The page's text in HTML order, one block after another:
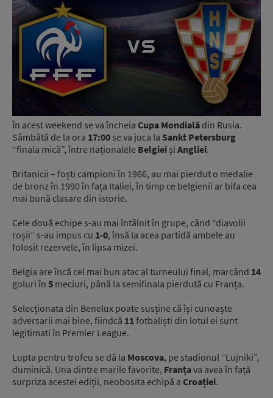
În acest weekend se va încheia Cupa Mondială din Rusia.
Sâmbătă de la ora 17:00 se va juca la Sankt Petersburg
“finala mică”, între naționalele Belgiei și Angliei.
Britanicii – foști campioni în 1966, au mai pierdut o medalie
de bronz în 1990 în fața Italiei, în timp ce belgienii ar bifa cea
mai bună clasare din istorie.
Cele două echipe s-au mai întâlnit în grupe, când “diavolii
roșii” s-au impus cu 1-0, însă la acea partidă ambele au
folosit rezervele, în lipsa mizei.
Belgia are încă cel mai bun atac al turneului final, marcând 14
goluri în 5 meciuri, până la semifinala pierdută cu Franța.
Selecționata din Benelux poate susține că își cunoaște
adversarii mai bine, fiindcă 11fotbaliști din lotul ei sunt
legitimati în Premier League.
Lupta pentru trofeu se dă la Moscova, pe stadionul “Lujniki”,
duminică. Una dintre marile favorite, Franțava avea în față
surpriza acestei ediții, neobosita echipă a Croației.